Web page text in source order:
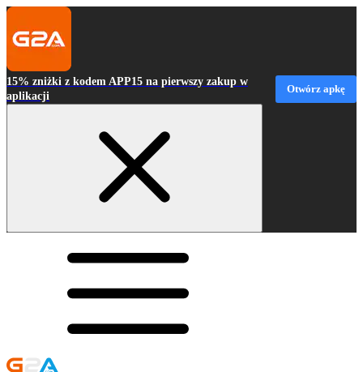
15% zniżki z kodem APP15 na pierwszy zakup w
aplikacji
Otwórz apkę